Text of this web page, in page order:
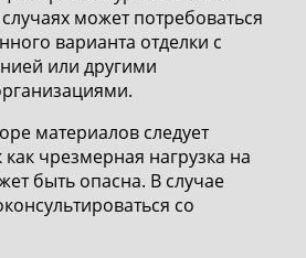
может потребоваться
варианта отделки с
или другими
материалов следует
как чрезмерная нагрузка на
быть опасна. В случае
со